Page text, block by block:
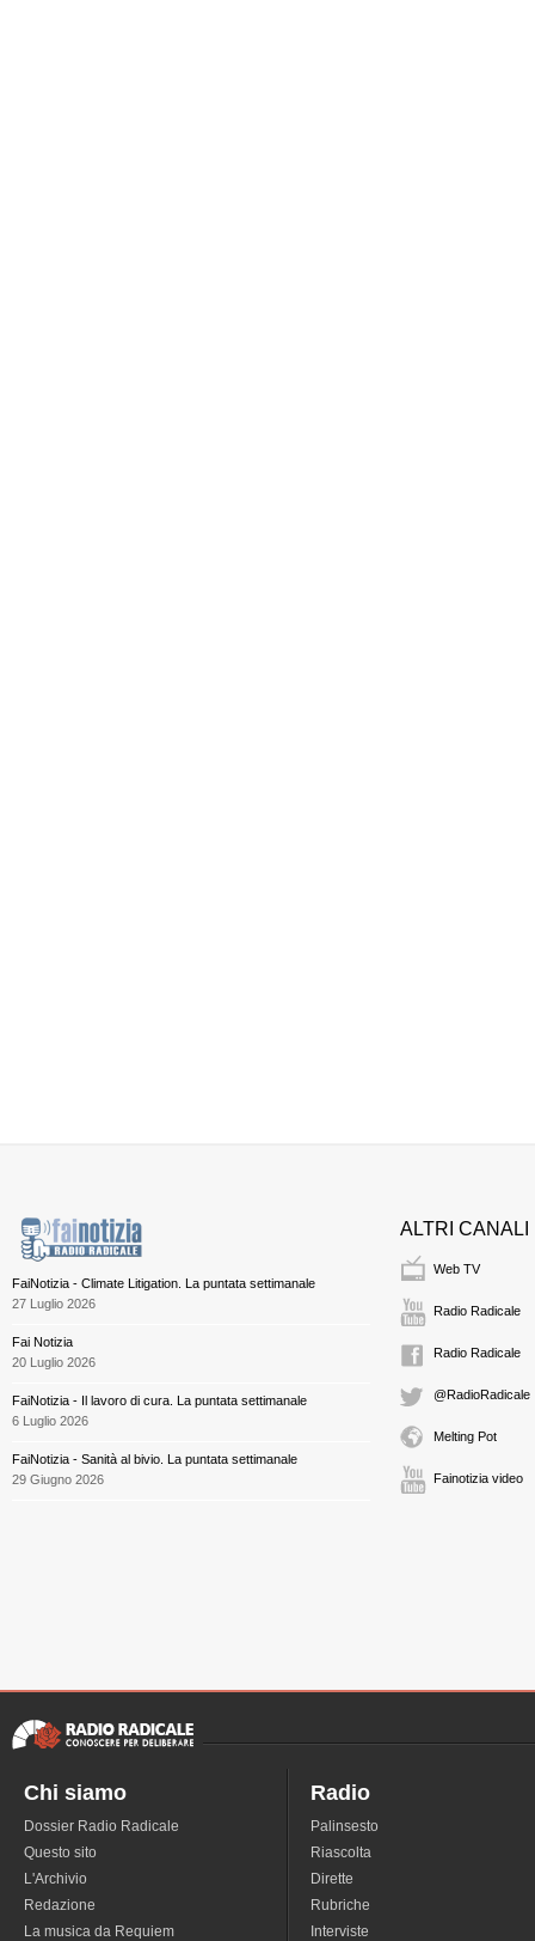
FaiNotizia - Climate Litigation. La puntata settimanale
27 Luglio 2026
Fai Notizia
20 Luglio 2026
FaiNotizia - Il lavoro di cura. La puntata settimanale
6 Luglio 2026
FaiNotizia - Sanità al bivio. La puntata settimanale
29 Giugno 2026
ALTRI CANALI
Web TV
Radio Radicale
Radio Radicale
@RadioRadicale
Melting Pot
Fainotizia video
Chi siamo
Dossier Radio Radicale
Questo sito
L'Archivio
Redazione
La musica da Requiem
Radio
Palinsesto
Riascolta
Dirette
Rubriche
Interviste